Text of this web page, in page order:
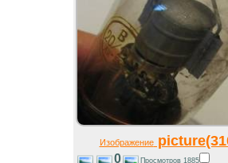
Изображение
0 Просмотров 1885